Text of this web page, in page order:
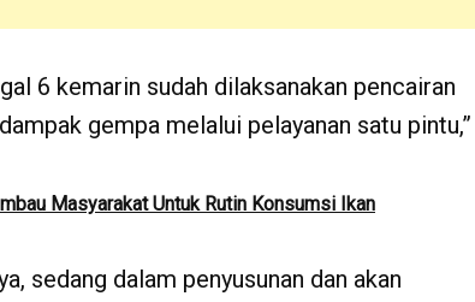
6 kemarin sudah dilaksanakan pencairan
gempa melalui pelayanan satu pintu,”
Masyarakat Untuk Rutin Konsumsi Ikan
sedang dalam penyusunan dan akan